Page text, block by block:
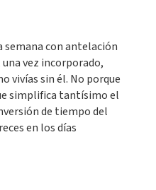
semana con antelación
vez incorporado,
vivías sin él. No porque
simplifica tantísimo el
de tiempo del
en los días